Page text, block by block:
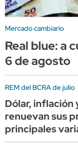
Mercado cambiario
Real blue: a
6 de agosto
REM del BCRA de julio
Dólar, inflación
renuevan sus
principales